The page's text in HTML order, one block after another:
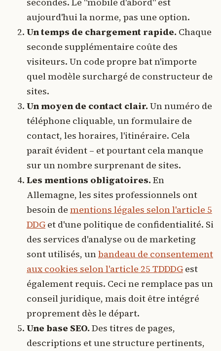
aujourd'hui la norme, pas une option.
Un temps de chargement rapide. Chaque
seconde supplémentaire coûte des
visiteurs. Un code propre bat n'importe
quel modèle surchargé de constructeur de
sites.
Un moyen de contact clair. Un numéro de
téléphone cliquable, un formulaire de
contact, les horaires, l'itinéraire. Cela
paraît évident – et pourtant cela manque
sur un nombre surprenant de sites.
Les mentions obligatoires. En
Allemagne, les sites professionnels ont
besoin de mentions légales selon l'article 5
DDG et d'une politique de confidentialité. Si
des services d'analyse ou de marketing
sont utilisés, unbandeau de consentement
aux cookies selon l'article 25 TDDDG est
également requis. Ceci ne remplace pas un
conseil juridique, mais doit être intégré
proprement dès le départ.
Une base SEO. Des titres de pages,
descriptions et une structure pertinents,